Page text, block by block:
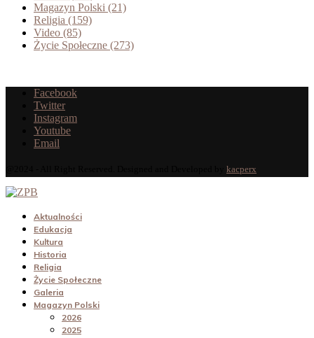
Magazyn Polski (21)
Religia (159)
Video (85)
Życie Społeczne (273)
Facebook
Twitter
Instagram
Youtube
Email
kacperx
Aktualności
Edukacja
Kultura
Historia
Religia
Życie Społeczne
Galeria
Magazyn Polski
2026
2025